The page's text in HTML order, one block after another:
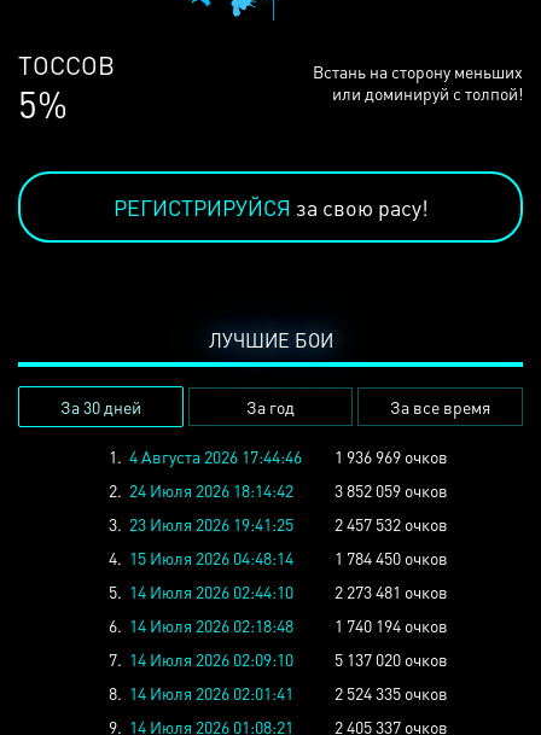
ЛЮДЕЙ
68%
Встань на сторону меньших
или доминируй с толпой!
РЕГИСТРИРУЙСЯ за свою расу!
ЛУЧШИЕ БОИ
За 30 дней За год За все время
1. 4 Августа 2026 17:44:46
1 936 969 очков
2. 24 Июля 2026 18:14:42
3 852 059 очков
3. 23 Июля 2026 19:41:25
2 457 532 очков
4. 15 Июля 2026 04:48:14
1 784 450 очков
5. 14 Июля 2026 02:44:10
2 273 481 очков
6. 14 Июля 2026 02:18:48
1 740 194 очков
7. 14 Июля 2026 02:09:10
5 137 020 очков
8. 14 Июля 2026 02:01:41
2 524 335 очков
9. 14 Июля 2026 01:08:21 2 405 337 очков